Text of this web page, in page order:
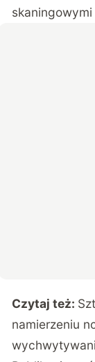
Czytaj też:
namierzeniu